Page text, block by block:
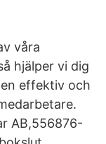
våra
hjälper vi dig
effektiv och
AB,556876-